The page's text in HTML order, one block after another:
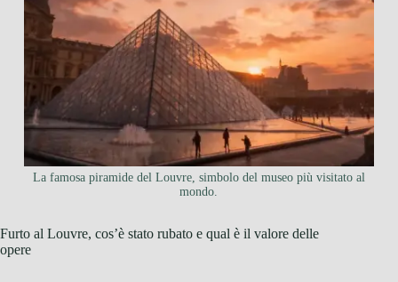
La famosa piramide del Louvre, simbolo del museo più visitato al
mondo.
Furto al Louvre, cos’è stato rubato e qual è il valore delle
opere